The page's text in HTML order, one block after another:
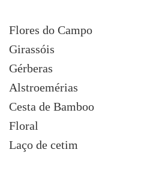
Flores do Campo
Girassóis
Gérberas
Alstroemérias
Cesta de Bamboo
Floral
Laço de cetim